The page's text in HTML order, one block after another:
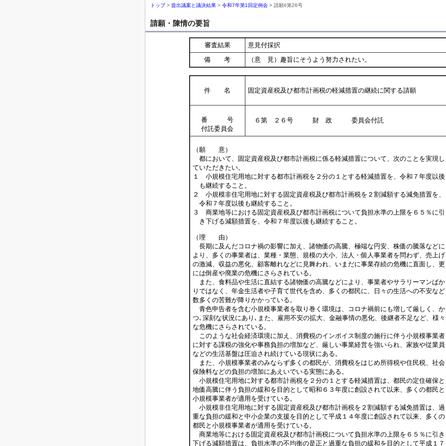
トップ> 提出議案と議決結果 > 令和7年第1回定例会 > 請願6第26号
請願・陳情の要旨
審査結果
意見付採択
備 考
（意 見）趣旨にそうよう努力されたい。
件 名 固定資産税及び都市計画税の軽減措置の継続に関する請願
番 号
付託委員会
６第 ２６号 財 政 委員会付託
（願 意）
都において、固定資産税及び都市計画税に係る軽減措置について、次のことを実現し
ていただきたい。
１ 小規模住宅用地に対する都市計画税を２分の１とする軽減措置を、令和７年度以後
も継続すること。
２ 小規模非住宅用地に対する固定資産税及び都市計画税を２割減額する減免措置を、
令和７年度以後も継続すること。
３ 商業地等における固定資産税及び都市計画税について負担水準の上限を６５％に引
き下げる減額措置を、令和７年度以後も継続すること。
（理 由）
長期に及んだコロナ禍の影響に加え、諸物価の高騰、極端な円安、株価の騰落などに
より、多くの事業者は、業種・業態、規模の大小、法人・個人事業者を問わず、売上げ
の激減、収益の悪化、顧客離れなどに見舞われ、いまだに事業存続の危機に直面し、更
には倒産や廃業の危機にさらされている。
また、食料品や生活に直結する諸物価の高騰などにより、事業者やサラリーマンばか
りではなく、年金生活者や子育て世代を含め、多くの都民に、日々の生活への不安など
数多くの苦難が降りかかっている。
青色申告者を含む小規模事業者を取り巻く環境は、コロナ禍前にも増して厳しく、か
つ､深刻な状況にあり､また、雇用不安の拡大、金融事情の悪化、後継者不足など、様々
な危機にさらされている。
このような社会経済環境に加え、消費税のインボイス制度の施行に伴う小規模事業者
に対する課税の強化や事務負担の増加など、厳しい事業経営を強いられ、家族や従業員
などの生活基盤は圧迫され続けている現状にある。
また、小規模事業者のみならず多くの都民が、消費税をはじめ所得税や住民税、社会
保険料などの負担の増加にあえいでいる実態にある。
小規模住宅用地に対する都市計画税を２分の１とする軽減措置は、都民の定住確保と
地価高騰に伴う負担の緩和を目的として昭和６３年度に創設されて以来、多くの都民と
小規模事業者が適用を受けている。
小規模非住宅用地に対する固定資産税及び都市計画税を２割減額する減免措置は、過
重な負担の緩和と中小企業の支援を目的として平成１４年度に創設されて以来、多くの
都民と小規模事業者が適用を受けている。
商業地等における固定資産税及び都市計画税について負担水準の上限を６５％に引き
下げる減額措置は、負担水準の不均衡の是正と過重な負担の緩和を目的として平成１７